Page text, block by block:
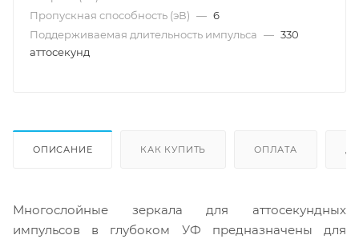
Пропускная способность (эВ) — 6
Поддерживаемая длительность импульса — 330
аттосекунд
ОПИСАНИЕ КАК КУПИТЬ ОПЛАТА
Многослойные зеркала для аттосекундных
импульсов в глубоком УФ предназначены для